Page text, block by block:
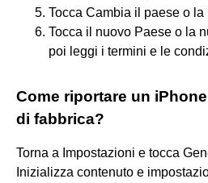
Tocca Cambia il paese o la
Tocca il nuovo Paese o la
poi leggi i termini e le
Come riportare un
di fabbrica?
Torna a Impostazioni e tocca
Inizializza contenuto e